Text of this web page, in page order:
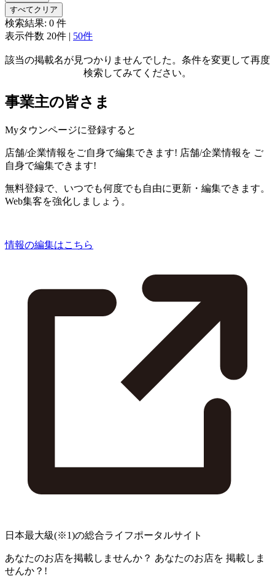
すべてクリア
検索結果: 0 件
表示件数 20件 | 50件
該当の掲載名が見つかりませんでした。条件を変更して再度
検索してみてください。
事業主の皆さま
Myタウンページに登録すると
店舗/企業情報をご自身で編集できます! 店舗/企業情報を ご
自身で編集できます!
無料登録で、いつでも何度でも自由に更新・編集できます。
Web集客を強化しましょう。
情報の編集はこちら
日本最大級(※1)の総合ライフポータルサイト
あなたのお店を掲載しませんか？ あなたのお店を 掲載しま
せんか？!